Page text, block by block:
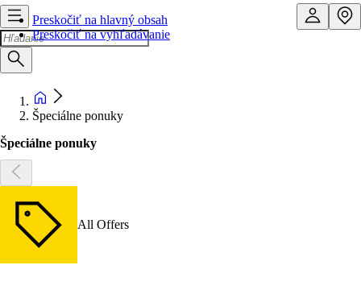
Preskočiť na hlavný obsah
Preskočiť na vyhľadávanie
Špeciálne ponuky
Špeciálne ponuky
All Offers